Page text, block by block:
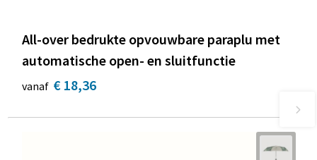
All-over bedrukte opvouwbare paraplu met
automatische open- en sluitfunctie
vanaf € 18,36